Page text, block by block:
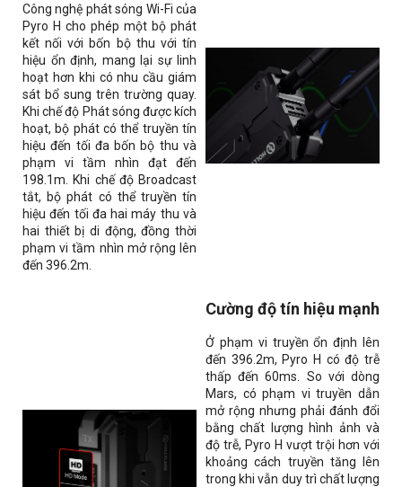
Công nghệ phát sóng Wi-Fi của
Pyro H cho phép một bộ phát
kết nối với bốn bộ thu với tín
hiệu ổn định, mang lại sự linh
hoạt hơn khi có nhu cầu giám
sát bổ sung trên trường quay.
Khi chế độ Phát sóng được kích
hoạt, bộ phát có thể truyền tín
hiệu đến tối đa bốn bộ thu và
phạm vi tầm nhìn đạt đến
198.1m. Khi chế độ Broadcast
tắt, bộ phát có thể truyền tín
hiệu đến tối đa hai máy thu và
hai thiết bị di động, đồng thời
phạm vi tầm nhìn mở rộng lên
đến 396.2m.
Cường độ tín hiệu mạnh
Ở phạm vi truyền ổn định lên
đến 396.2m, Pyro H có độ trễ
thấp đến 60ms. So với dòng
Mars, có phạm vi truyền dẫn
mở rộng nhưng phải đánh đổi
bằng chất lượng hình ảnh và
độ trễ, Pyro H vượt trội hơn với
khoảng cách truyền tăng lên
trong khi vẫn duy trì chất lượng